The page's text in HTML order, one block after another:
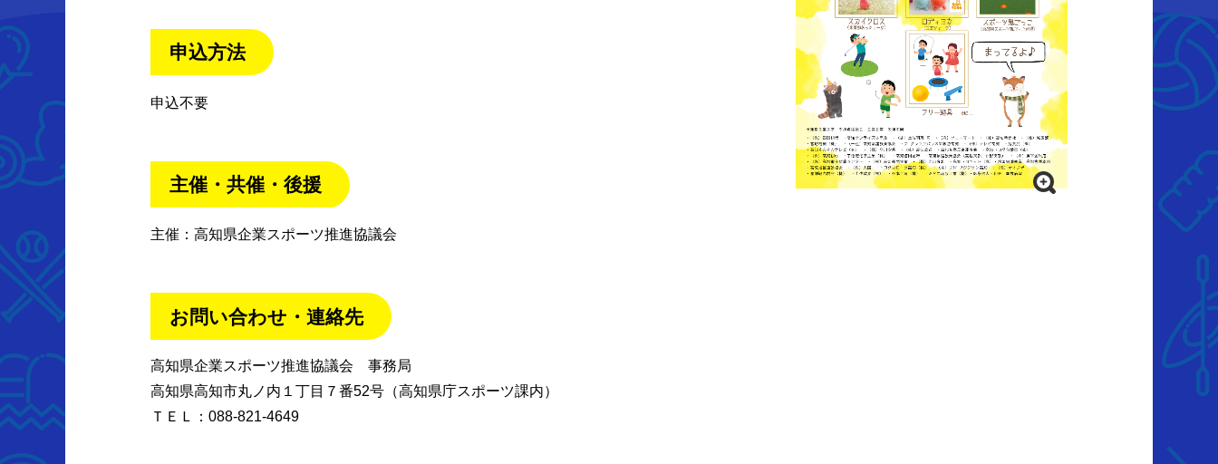
申込方法
申込不要
主催・共催・後援
主催：高知県企業スポーツ推進協議会
お問い合わせ・連絡先
高知県企業スポーツ推進協議会 事務局
高知県高知市丸ノ内１丁目７番52号（高知県庁スポーツ課内）
ＴＥＬ：088-821-4649